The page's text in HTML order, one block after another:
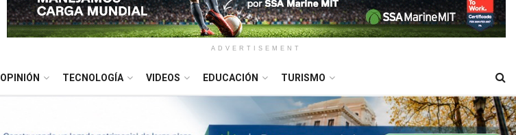
ADVERTISEMENT
OPINIÓN TECNOLOGÍA VIDEOS EDUCACIÓN TURISMO